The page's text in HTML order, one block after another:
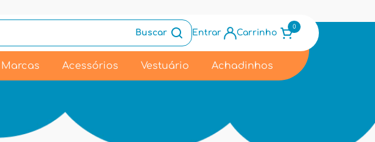
Buscar Entrar Carrinho
0
Marcas Acessórios Vestuário Achadinhos